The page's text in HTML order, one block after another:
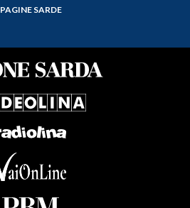
PAGINE SARDE